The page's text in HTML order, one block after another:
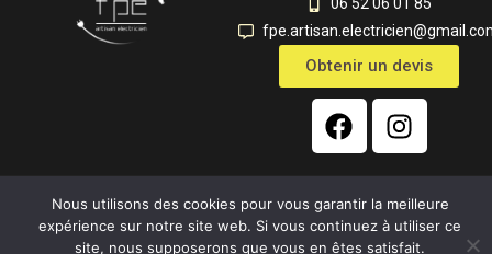
Obtenir un devis
© Copyright 2024 - Site internet développé par l'Agence Magpie
Communication .Mentions légales.
Nous utilisons des cookies pour vous garantir la meilleure
expérience sur notre site web. Si vous continuez à utiliser ce
site, nous supposerons que vous en êtes satisfait.